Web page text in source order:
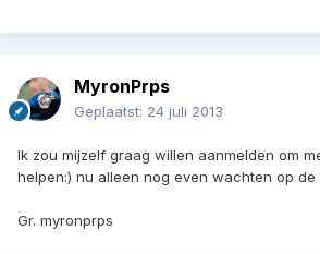
MyronPrps
Geplaatst: 24 juli 2013
Ik zou mijzelf graag willen aanmelden om
helpen:) nu alleen nog even wachten op de
Gr. myronprps